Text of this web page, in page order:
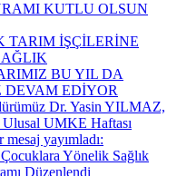
KUTLU OLSUN
TARIM İŞÇİLERİNE
BU YIL DA
DEVAM EDİYOR
Dr. Yasin YILMAZ,
UMKE Haftası
mesaj yayımladı:
Yönelik Sağlık
Düzenlendi